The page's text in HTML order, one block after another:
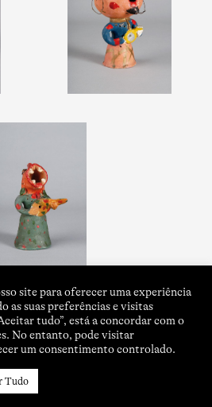
site para oferecer uma experiência
as suas preferências e visitas
tudo”, está a concordar com o
No entanto, pode visitar
um consentimento controlado.
Tudo